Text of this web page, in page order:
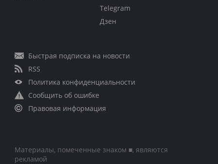
Telegram
Дзен
Быстрая подписка на новости
RSS
Политика конфиденциальности
Сообщить об ошибке
Правовая информация
Материалы, помеченные знаком ■, являются
рекламой